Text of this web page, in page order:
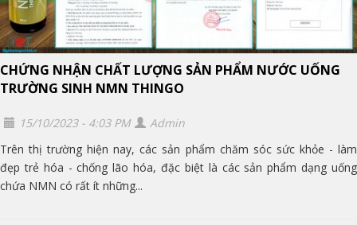
CHỨNG NHẬN CHẤT LƯỢNG SẢN PHẨM NƯỚC UỐNG
TRƯỜNG SINH NMN THINGO
15/10/2023 - 4:03 PM
Admin
Trên thị trường hiện nay, các sản phẩm chăm sóc sức khỏe - làm
đẹp trẻ hóa - chống lão hóa, đặc biệt là các sản phẩm dạng uống
chứa NMN có rất ít những...